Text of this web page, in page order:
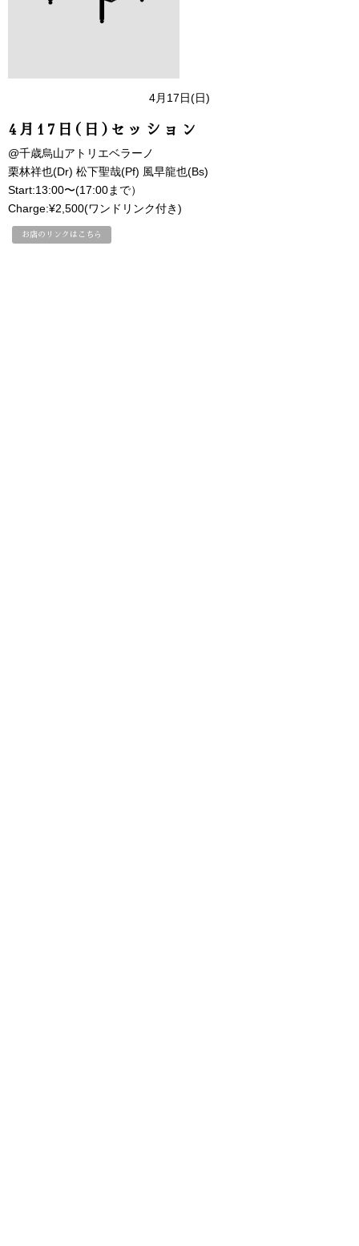
4月17日(日)
4月17日(日)セッション
@千歳烏山アトリエベラーノ
栗林祥也(Dr) 松下聖哉(Pf) 風早龍也(Bs)
Start:13:00〜(17:00まで）
Charge:¥2,500(ワンドリンク付き)
お店のリンクはこちら